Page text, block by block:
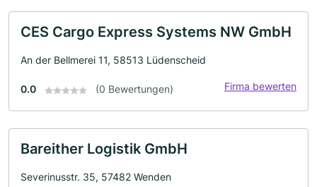
CES Cargo Express Systems NW GmbH
An der Bellmerei 11, 58513 Lüdenscheid
0.0 (0 Bewertungen) Firma bewerten
Bareither Logistik GmbH
Severinusstr. 35, 57482 Wenden